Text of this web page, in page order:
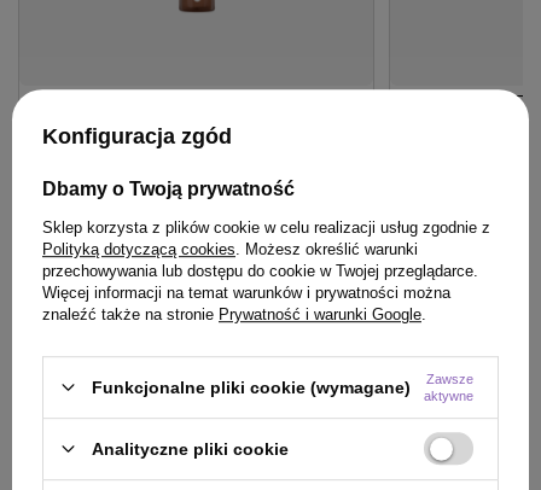
Woda lamelarna Mila IQ Care Lamellar
gładkość 250 ml
47,99 zł / szt.
(19,20 zł / 100ml)
47.99
pkt punktów
Najniższa cena produktu w okresie 30 dni przed
Cena katalogowa:75,90 zł -37%
Do koszyka
49,22 zł
49.22
Najniższa cena
Cena katalogowa:
Konfiguracja zgód
Dbamy o Twoją prywatność
Sklep korzysta z plików cookie w celu realizacji usług zgodnie z
Polityką dotyczącą cookies . Możesz określić warunki
przechowywania lub dostępu do cookie w Twojej przeglądarce.
Więcej informacji na temat warunków i prywatności można
znaleźć także na stronie Prywatność i warunki Google
Funkcjonalne pliki cookie (wymagane)
Zawsze
aktywne
Analityczne pliki cookie